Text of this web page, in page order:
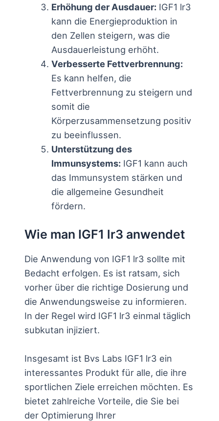
Erhöhung der Ausdauer:IGF1 lr3
kann die Energieproduktion in
den Zellen steigern, was die
Ausdauerleistung erhöht.
Verbesserte Fettverbrennung:
Es kann helfen, die
Fettverbrennung zu steigern und
somit die
Körperzusammensetzung positiv
zu beeinflussen.
Unterstützung des
Immunsystems:IGF1 kann auch
das Immunsystem stärken und
die allgemeine Gesundheit
fördern.
Wie man IGF1 lr3 anwendet
Die Anwendung von IGF1 lr3 sollte mit
Bedacht erfolgen. Es ist ratsam, sich
vorher über die richtige Dosierung und
die Anwendungsweise zu informieren.
In der Regel wird IGF1 lr3 einmal täglich
subkutan injiziert.
Insgesamt ist Bvs Labs IGF1 lr3 ein
interessantes Produkt für alle, die ihre
sportlichen Ziele erreichen möchten. Es
bietet zahlreiche Vorteile, die Sie bei
der Optimierung Ihrer